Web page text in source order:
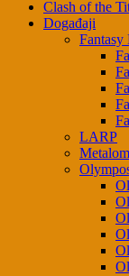
Clash of the
Događaji
Fantasy
LARP